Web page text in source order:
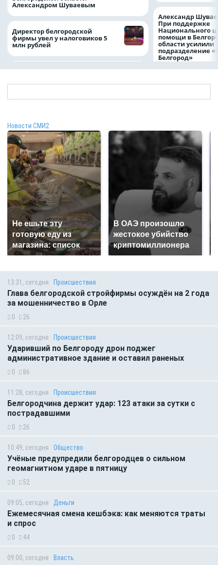
Александром Шуваевым
Директор белгородской
фирмы увел у налоговиков 5
млн рублей
Александр
При поддержке
Национального
помощи в
области усилили
подразделение
Белгород»
Новости СМИ2
Не ешьте эту
готовую еду из
магазина: список
В ОАЭ произошло
жестокое убийство
криптомиллионера
13:31, сегодня Происшествия
Глава белгородской стройфирмы осуждён на 2 года
за мошенничество в Орле
0 26
12:09, сегодня Происшествия
Ударивший по Белгороду дрон поджег
административное здание и оставил раненых
0 86
11:28, сегодня Происшествия
Белгородчина держит удар: 123 атаки за сутки с
пострадавшими
0 26
10:49, сегодня Общество
Учёные предупредили белгородцев о сильном
геомагнитном ударе в пятницу
0 52
09:05, сегодня Деньги
Ежемесячная смена кешбэка: как меняются траты
и спрос
0 44
09:00, сегодня Власть